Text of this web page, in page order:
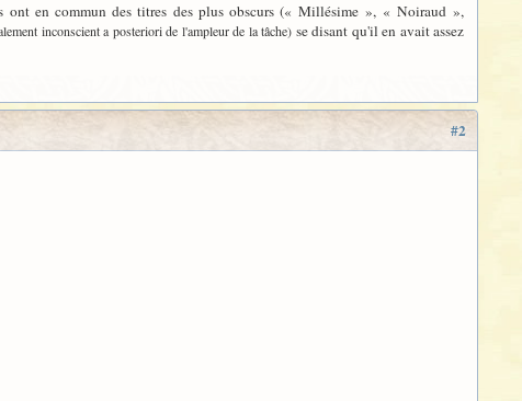
ont en commun des titres des plus obscurs (« Millésime », « Noiraud »,
inconscient a posteriori de l'ampleur de la tâche) se disant qu'il en avait assez
#2